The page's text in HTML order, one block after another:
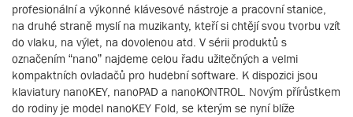
profesionální a výkonné klávesové nástroje a pracovní stanice,
na druhé straně myslí na muzikanty, kteří si chtějí svou tvorbu vzít
do vlaku, na výlet, na dovolenou atd. V sérii produktů s
označením “nano” najdeme celou řadu užitečných a velmi
kompaktních ovladačů pro hudební software. K dispozici jsou
klaviatury nanoKEY, nanoPAD a nanoKONTROL. Novým přírůstkem
do rodiny je model nanoKEY Fold, se kterým se nyní blíže